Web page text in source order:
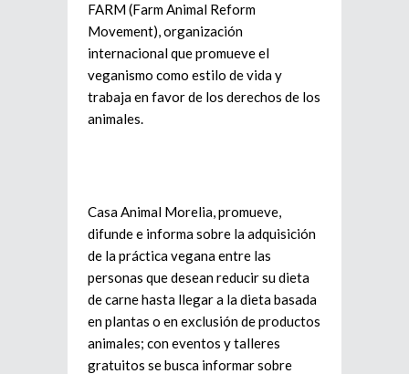
FARM (Farm Animal Reform
Movement), organización
internacional que promueve el
veganismo como estilo de vida y
trabaja en favor de los derechos de los
animales.
Casa Animal Morelia, promueve,
difunde e informa sobre la adquisición
de la práctica vegana entre las
personas que desean reducir su dieta
de carne hasta llegar a la dieta basada
en plantas o en exclusión de productos
animales; con eventos y talleres
gratuitos se busca informar sobre